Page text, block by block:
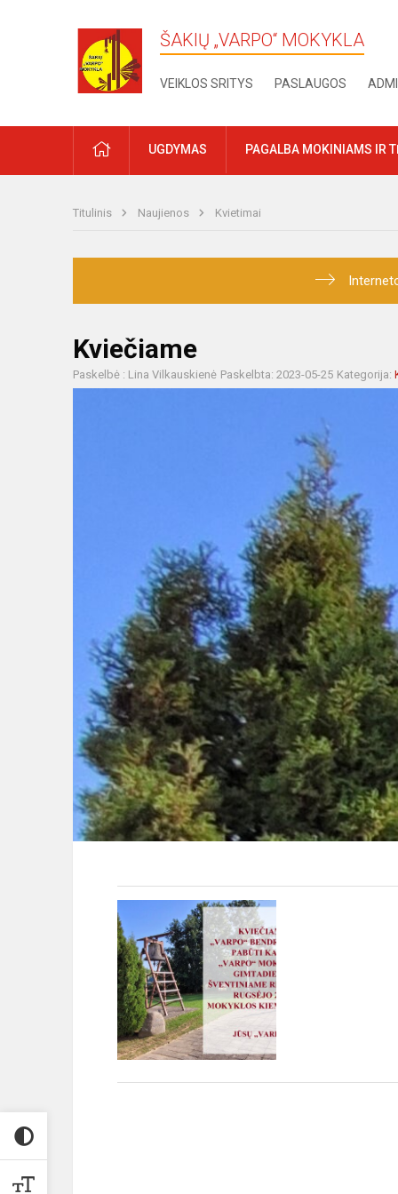
ŠAKIŲ „VARPO“ MOKYKLA
VEIKLOS SRITYS PASLAUGOS
PRADŽIAUGDYMAS PAGALBA MOKINIAMS IR
Titulinis Naujienos Kvietimai
Kviečiame
Paskelbė : Lina Vilkauskienė Paskelbta: 2023-05-25 Kategorija: